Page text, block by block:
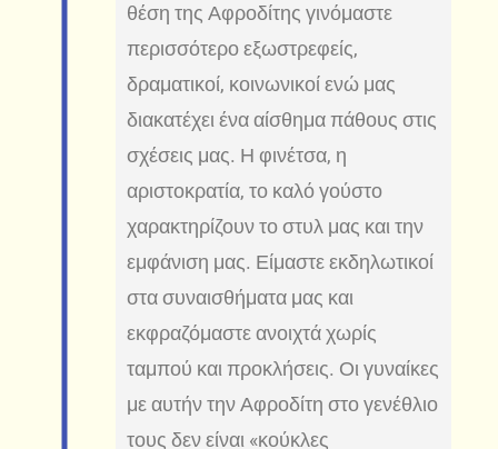
θέση της Αφροδίτης γινόμαστε
περισσότερο εξωστρεφείς,
δραματικοί, κοινωνικοί ενώ μας
διακατέχει ένα αίσθημα πάθους στις
σχέσεις μας. Η φινέτσα, η
αριστοκρατία, το καλό γούστο
χαρακτηρίζουν το στυλ μας και την
εμφάνιση μας. Είμαστε εκδηλωτικοί
στα συναισθήματα μας και
εκφραζόμαστε ανοιχτά χωρίς
ταμπού και προκλήσεις. Οι γυναίκες
με αυτήν την Αφροδίτη στο γενέθλιο
τους δεν είναι «κούκλες